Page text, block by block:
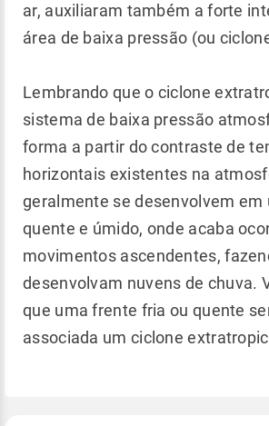
ar, auxiliaram também a forte
área de baixa pressão (ou
Lembrando que o ciclone
sistema de baixa pressão
forma a partir do contraste de
horizontais existentes na
geralmente se desenvolvem em
quente e úmido, onde acaba
movimentos ascendentes,
desenvolvam nuvens de chuva.
que uma frente fria ou quente
associada um ciclone